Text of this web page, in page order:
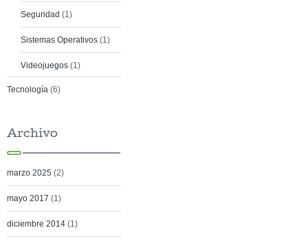
Seguridad (1)
Sistemas Operativos (1)
Videojuegos (1)
Tecnología (6)
Archivo
marzo 2025 (2)
mayo 2017 (1)
diciembre 2014 (1)